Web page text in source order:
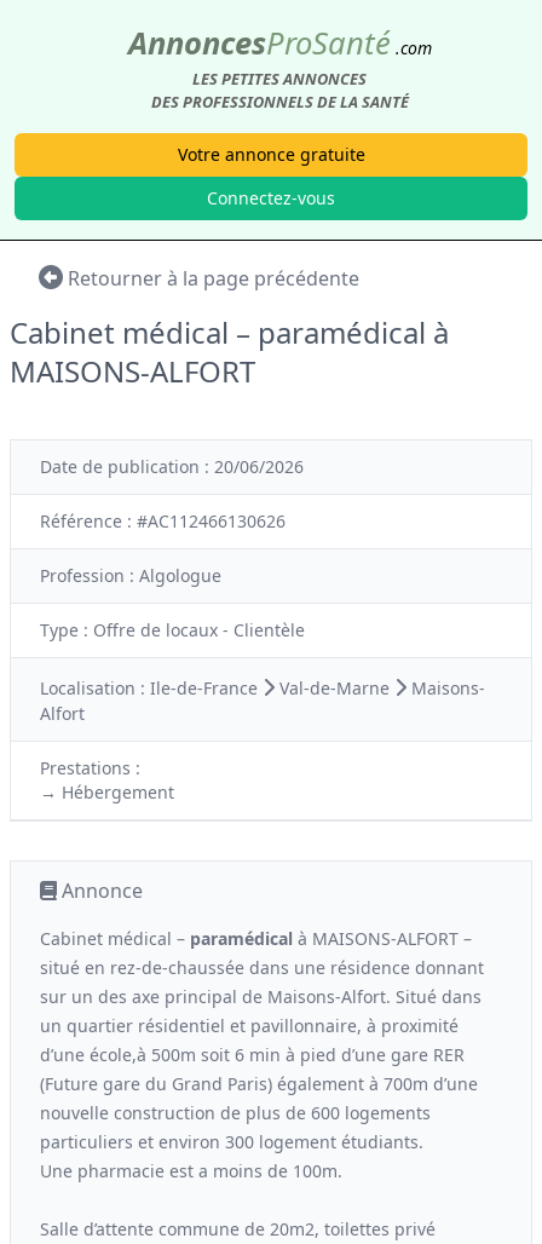
AnnoncesProSanté .com
LES PETITES ANNONCES
DES PROFESSIONNELS DE LA SANTÉ
Votre annonce gratuite
Connectez-vous
Retourner à la page précédente
Cabinet médical – paramédical à
MAISONS-ALFORT
Date de publication : 20/06/2026
Référence : #AC112466130626
Profession : Algologue
Type : Offre de locaux - Clientèle
Localisation : Ile-de-France Val-de-Marne
Maisons-
Alfort
Prestations :
→ Hébergement
Annonce
Cabinet médical – paramédical à MAISONS-ALFORT –
situé en rez-de-chaussée dans une résidence donnant
sur un des axe principal de Maisons-Alfort. Situé dans
un quartier résidentiel et pavillonnaire, à proximité
d’une école,à 500m soit 6 min à pied d’une gare RER
(Future gare du Grand Paris) également à 700m d’une
nouvelle construction de plus de 600 logements
particuliers et environ 300 logement étudiants.
Une pharmacie est a moins de 100m.
Salle d’attente commune de 20m2, toilettes privé